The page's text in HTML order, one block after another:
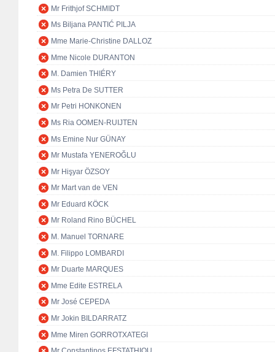
Mr Frithjof SCHMIDT
Ms Biljana PANTIĆ PILJA
Mme Marie-Christine DALLOZ
Mme Nicole DURANTON
M. Damien THIÉRY
Ms Petra De SUTTER
Mr Petri HONKONEN
Ms Ria OOMEN-RUIJTEN
Ms Emine Nur GÜNAY
Mr Mustafa YENEROĞLU
Mr Hişyar ÖZSOY
Mr Mart van de VEN
Mr Eduard KÖCK
Mr Roland Rino BÜCHEL
M. Manuel TORNARE
M. Filippo LOMBARDI
Mr Duarte MARQUES
Mme Edite ESTRELA
Mr José CEPEDA
Mr Jokin BILDARRATZ
Mme Miren GORROTXATEGI